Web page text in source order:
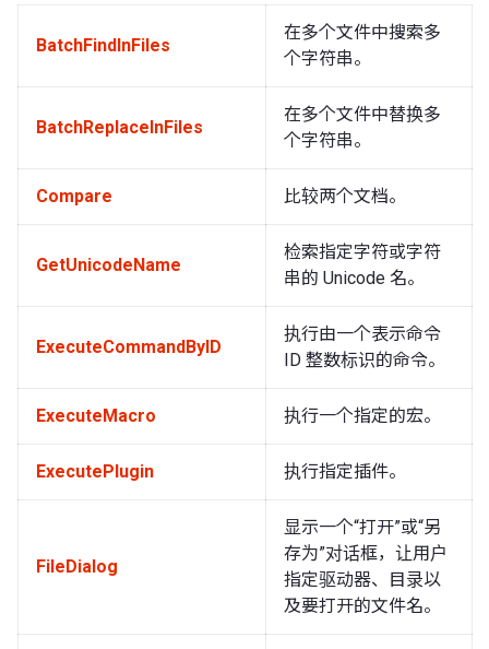
BatchFindInFiles
在多个文件中搜索多
个字符串。
BatchReplaceInFiles
在多个文件中替换多
个字符串。
Compare 比较两个文档。
GetUnicodeName
检索指定字符或字符
串的 Unicode 名。
ExecuteCommandByID
执行由一个表示命令
ID 整数标识的命令。
ExecuteMacro 执行一个指定的宏。
ExecutePlugin 执行指定插件。
FileDialog
显示一个“打开”或“另
存为”对话框，让用户
指定驱动器、目录以
及要打开的文件名。